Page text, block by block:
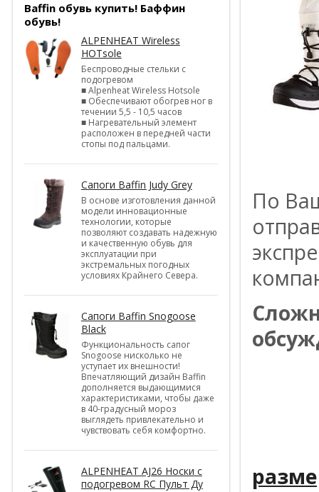
Baffin обувь купить! Баффин
обувь!
ALPENHEAT Wireless
HOTsole
Беспроводные стельки с
подогревом
■ Alpenheat Wireless Hotsole
■ Обеспечивают обогрев ног в
течении 5,5 - 10,5 часов
■ Нагревательный элемент
расположен в передней части
стопы под пальцами.
Сапоги Baffin Judy Grey
В основе изготовления данной
модели инновационные
технологии, которые
позволяют создавать надежную
и качественную обувь для
эксплуатации при
экстремальных погодных
условиях Крайнего Севера.
Сапоги Baffin Snogoose
Black
Функциональность сапог
Snogoose нисколько не
уступает их внешности!
Впечатляющий дизайн Baffin
дополняется выдающимися
характеристиками, чтобы даже
в 40-градусный мороз
выглядеть привлекательно и
чувствовать себя комфортно.
ALPENHEAT AJ26 Носки с
подогревом RC Пульт Ду
По